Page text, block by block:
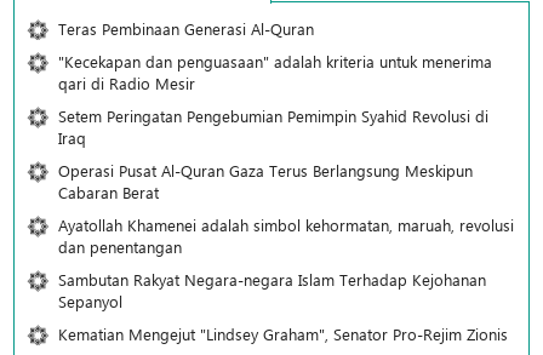
Teras Pembinaan Generasi Al-Quran
"Kecekapan dan penguasaan" adalah kriteria untuk menerima
qari di Radio Mesir
Setem Peringatan Pengebumian Pemimpin Syahid Revolusi di
Iraq
Operasi Pusat Al-Quran Gaza Terus Berlangsung Meskipun
Cabaran Berat
Ayatollah Khamenei adalah simbol kehormatan, maruah, revolusi
dan penentangan
Sambutan Rakyat Negara-negara Islam Terhadap Kejohanan
Sepanyol
Kematian Mengejut "Lindsey Graham", Senator Pro-Rejim Zionis